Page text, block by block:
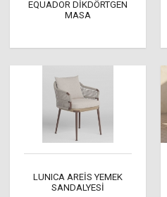
EQUADOR DİKDÖRTGEN
MASA
LUNICA AREİS YEMEK
SANDALYESİ